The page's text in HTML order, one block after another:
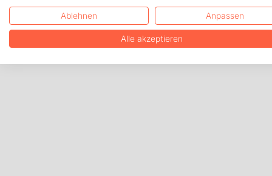
Ablehnen Anpassen
Alle akzeptieren